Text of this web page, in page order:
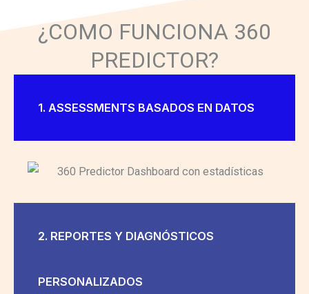
¿COMO FUNCIONA 360
PREDICTOR?
1. ASSESSMENTS BASADOS EN DATOS
2. REPORTES Y DIAGNÓSTICOS
PERSONALIZADOS